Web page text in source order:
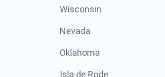
Wisconsin
Nevada
Oklahoma
Isla de Rode